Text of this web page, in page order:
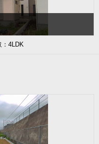
：4LDK